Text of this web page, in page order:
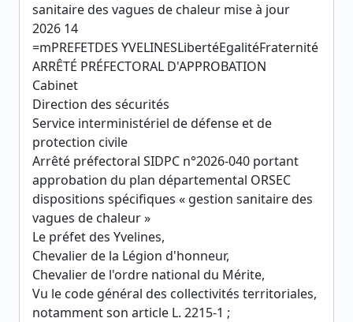
sanitaire des vagues de chaleur mise à jour
2026 14
=mPREFETDES YVELINESLibertéEgalitéFraternité
ARRÊTÉ PRÉFECTORAL D'APPROBATION
Cabinet
Direction des sécurités
Service interministériel de défense et de
protection civile
Arrêté préfectoral SIDPC n°2026-040 portant
approbation du plan départemental ORSEC
dispositions spécifiques « gestion sanitaire des
vagues de chaleur »
Le préfet des Yvelines,
Chevalier de la Légion d'honneur,
Chevalier de l'ordre national du Mérite,
Vu le code général des collectivités territoriales,
notamment son article L. 2215-1 ;